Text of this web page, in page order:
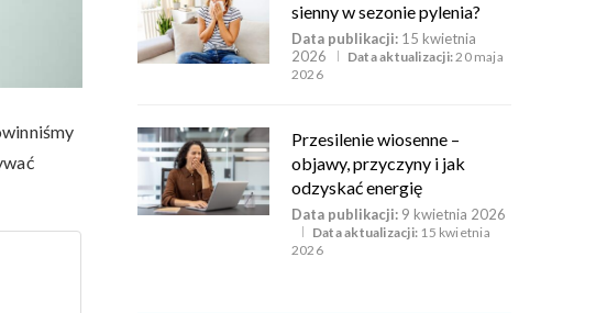
sienny w sezonie pylenia?
Data publikacji: 15 kwietnia
2026
Data aktualizacji:20 maja
2026
Przesilenie wiosenne –
objawy, przyczyny i jak
odzyskać energię
Data publikacji: 9 kwietnia 2026
Data aktualizacji: 15 kwietnia
2026